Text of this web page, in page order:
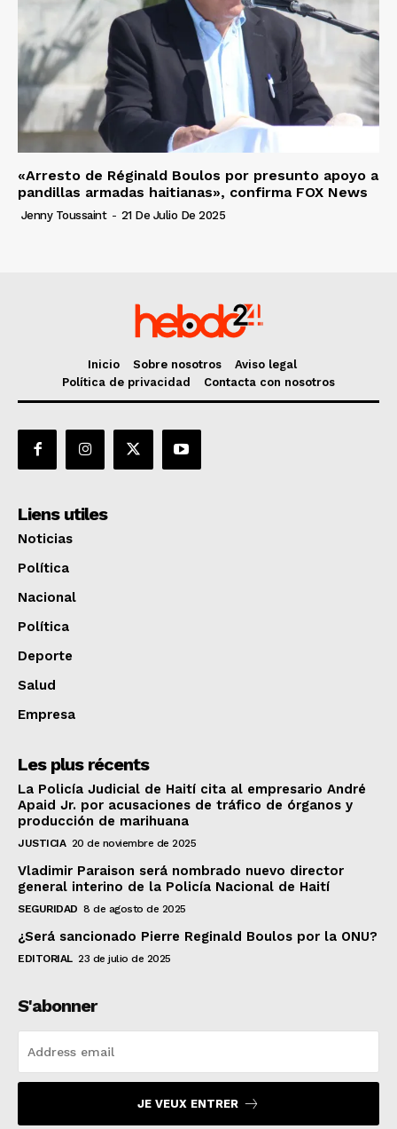
«Arresto de Réginald Boulos por presunto apoyo a
pandillas armadas haitianas», confirma FOX News
Jenny Toussaint - 21 De Julio De 2025
Inicio Sobre nosotros
Aviso legal
Política de privacidad
Contacta con nosotros
Liens utiles
Noticias
Política
Nacional
Política
Deporte
Salud
Empresa
Les plus récents
La Policía Judicial de Haití cita al empresario André
Apaid Jr. por acusaciones de tráfico de órganos y
producción de marihuana
JUSTICIA 20 de noviembre de 2025
Vladimir Paraison será nombrado nuevo director
general interino de la Policía Nacional de Haití
SEGURIDAD 8 de agosto de 2025
¿Será sancionado Pierre Reginald Boulos por la ONU?
EDITORIAL 23 de julio de 2025
S'abonner
JE VEUX ENTRER